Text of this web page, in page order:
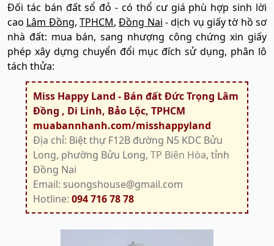
Đối tác bán đất sổ đỏ - có thổ cư giá phù hợp sinh lời
cao Lâm Đồng,TPHCM,Đồng Nai - dịch vụ giấy tờ hồ sơ
nhà đất: mua bán, sang nhượng công chứng xin giấy
phép xây dựng chuyển đổi mục đích sử dụng, phân lô
tách thửa:
Miss Happy Land - Bán đất Đức Trọng Lâm
Đồng , Di Linh, Bảo Lộc, TPHCM
muabannhanh.com/misshappyland
Địa chỉ: Biệt thự F12B đường N5 KDC Bửu
Long, phường Bửu Long, TP Biên Hòa, tỉnh
Đồng Nai
Email: suongshouse@gmail.com
Hotline: 094 716 78 78